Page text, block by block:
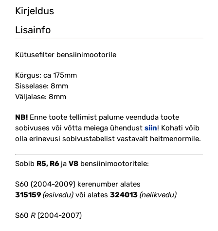
Kirjeldus
Lisainfo
Kütusefilter bensiinimootorile
Kõrgus: ca 175mm
Sisselase: 8mm
Väljalase: 8mm
NB! Enne toote tellimist palume veenduda toote
sobivuses või võtta meiega ühendust siin! Kohati võib
olla erinevusi sobivustabelist vastavalt heitmenormile.
Sobib R5, R6 ja V8 bensiinimootoritele:
S60 (2004-2009) kerenumber alates
315159 (esivedu) või alates 324013 (nelikvedu)
S60 R (2004-2007)